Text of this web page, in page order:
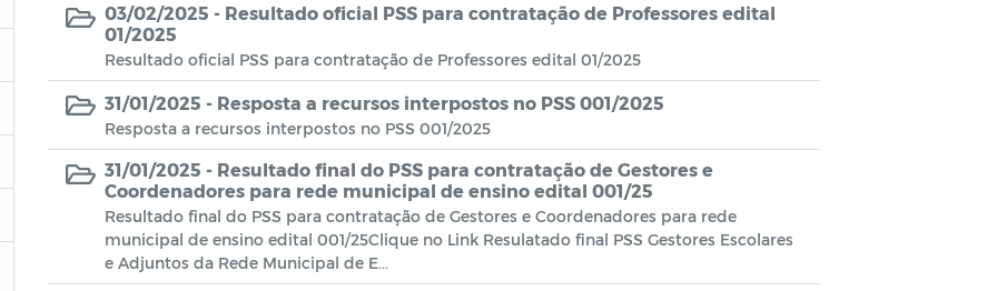
03/02/2025 - Resultado oficial PSS para contratação de Professores edital
01/2025
Resultado oficial PSS para contratação de Professores edital 01/2025
31/01/2025 - Resposta a recursos interpostos no PSS 001/2025
Resposta a recursos interpostos no PSS 001/2025
31/01/2025 - Resultado final do PSS para contratação de Gestores e
Coordenadores para rede municipal de ensino edital 001/25
Resultado final do PSS para contratação de Gestores e Coordenadores para rede
municipal de ensino edital 001/25Clique no Link Resulatado final PSS Gestores Escolares
e Adjuntos da Rede Municipal de E...